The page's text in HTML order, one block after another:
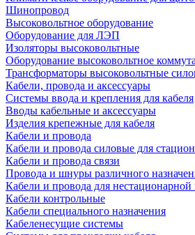
Шинопровод
Высоковольтное оборудование
Оборудование для ЛЭП
Изоляторы высоковольтные
Оборудование высоковольтное
Трансформаторы высоковольтные
Кабели, провода и аксессуары
Системы ввода и крепления для кабеля
Вводы кабельные и аксессуары
Изделия крепежные для кабеля
Кабели и провода
Кабели и провода силовые для
Кабели и провода связи
Провода и шнуры различного
Кабели и провода для нестационарной
Кабели контрольные
Кабели специального назначения
Кабеленесущие системы